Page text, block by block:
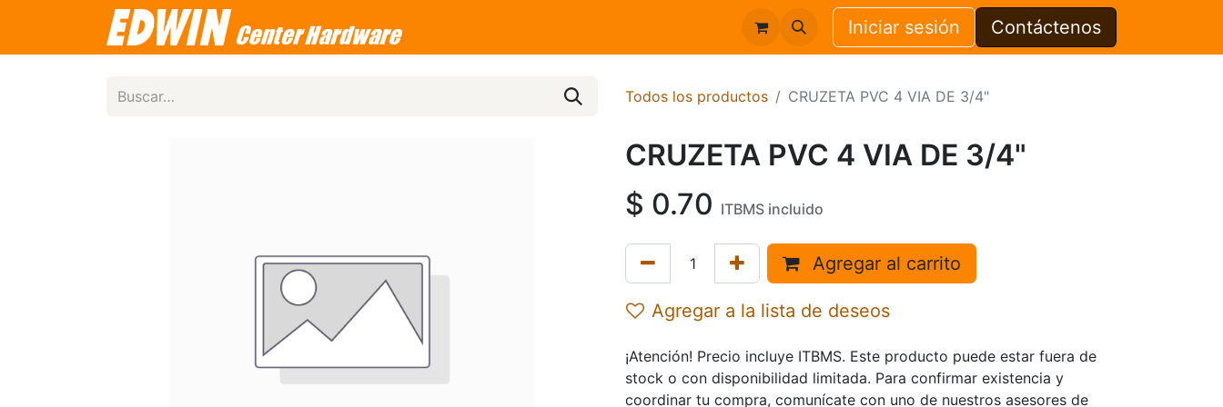
Iniciar sesión Contáctenos
Todos los productos CRUZETA PVC 4 VIA DE 3/4"
CRUZETA PVC 4 VIA DE 3/4"
$ 0.70 ITBMS incluido
Agregar al carrito
Agregar a la lista de deseos
¡Atención! Precio incluye ITBMS. Este producto puede estar fuera de
stock o con disponibilidad limitada. Para confirmar existencia y
coordinar tu compra, comunícate con uno de nuestros asesores de